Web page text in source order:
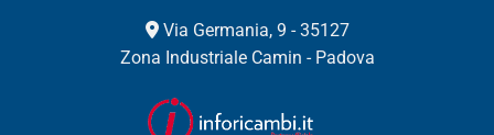
Via Germania, 9 - 35127
Zona Industriale Camin - Padova